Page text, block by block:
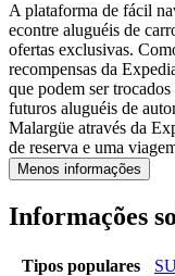
A plataforma de fácil
econtre aluguéis de
ofertas exclusivas.
recompensas da
que podem ser trocados
futuros aluguéis de
Malargüe através da
de reserva e uma
Menos informações
Informações
Tipos populares